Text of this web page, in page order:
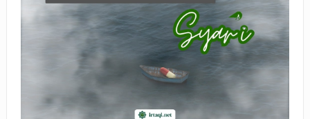
HAKIKAT NIKMAT DI DUNIA!
BAGAIMANA CARA MEMBAYAR ZAKAT UANG?
UANG HARAM BISA MENJADI HALAL JIKA SEBAB
KEPEMILIKANNYA BERUBAH
ISTIDLAL BATIL VS ISTIDLAL SYAR’I